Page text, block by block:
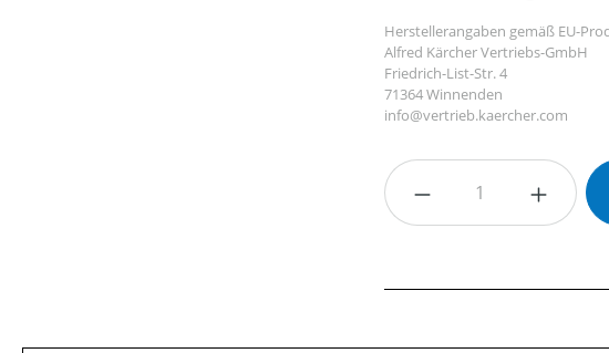
Herstellerangaben gemäß EU-
Alfred Kärcher Vertriebs-GmbH
Friedrich-List-Str. 4
71364 Winnenden
info@vertrieb.kaercher.com
Produkt Anzahl: